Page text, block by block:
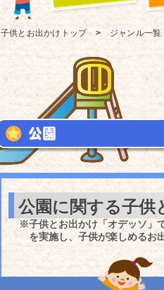
子供とお出かけ トップ ジャンル一覧
公園に関する子供
※子供とお出かけ「オデッソ」
を実施し、子供が楽しめるお